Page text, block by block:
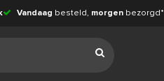
Vandaag besteld, morgen bezorgd*